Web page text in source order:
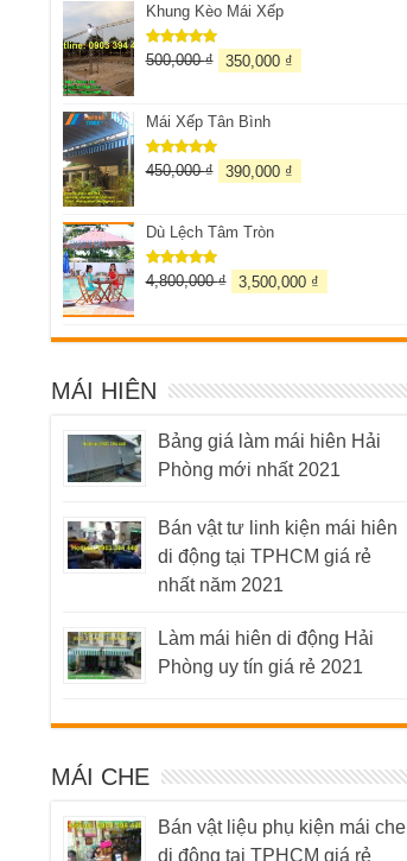
5 sao
Khung Kèo Mái Xếp
Được xếp
500,000₫ 350,000 ₫
Mái Xếp Tân Bình
Được xếp
450,000₫ 390,000 ₫
Dù Lệch Tâm Tròn
Được xếp
4,800,000₫ 3,500,000 ₫
MÁI HIÊN
Bảng giá làm mái hiên Hải
Phòng mới nhất 2021
Bán vật tư linh kiện mái hiên
di động tại TPHCM giá rẻ
nhất năm 2021
Làm mái hiên di động Hải
Phòng uy tín giá rẻ 2021
MÁI CHE
Bán vật liệu phụ kiện mái che
di động tại TPHCM giá rẻ